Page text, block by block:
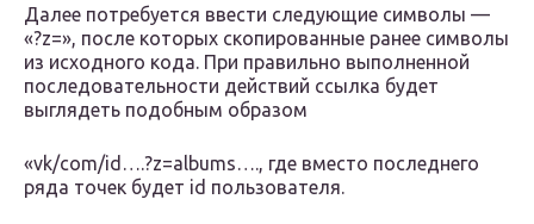
Далее потребуется ввести следующие символы —
«?z=», после которых скопированные ранее символы
из исходного кода. При правильно выполненной
последовательности действий ссылка будет
выглядеть подобным образом
«vk/com/id….?z=albums…., где вместо последнего
ряда точек будет id пользователя.